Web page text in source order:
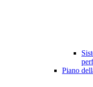
Piano